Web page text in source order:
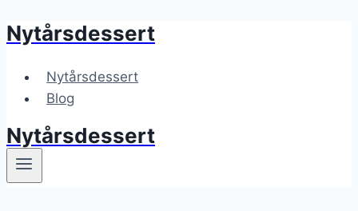
Fortsæt
indhold
Nytårsdessert
Nytårsdessert
Blog
Nytårsdessert